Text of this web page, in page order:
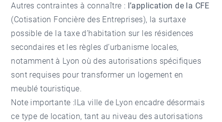
Autres contraintes à connaître : l’application de la CFE
(Cotisation Foncière des Entreprises), la surtaxe
possible de la taxe d’habitation sur les résidences
secondaires et les règles d’urbanisme locales,
notamment à Lyon où des autorisations spécifiques
sont requises pour transformer un logement en
meublé touristique.
Note importante :lLa ville de Lyon encadre désormais
ce type de location, tant au niveau des autorisations